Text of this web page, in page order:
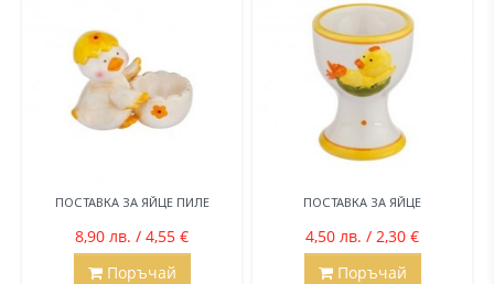
ПОСТАВКА ЗА ЯЙЦЕ ПИЛЕ
8,90 лв. / 4,55 €
Поръчай
ПОСТАВКА ЗА ЯЙЦЕ
4,50 лв. / 2,30 €
Поръчай